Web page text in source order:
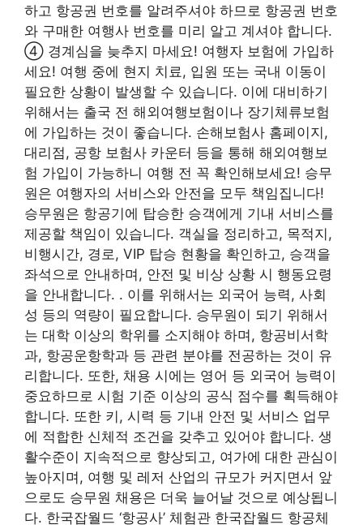
하고 항공권 번호를 알려주셔야 하므로 항공권 번호
와 구매한 여행사 번호를 미리 알고 계셔야 합니다.
④ 경계심을 늦추지 마세요! 여행자 보험에 가입하
세요! 여행 중에 현지 치료, 입원 또는 국내 이동이
필요한 상황이 발생할 수 있습니다. 이에 대비하기
위해서는 출국 전 해외여행보험이나 장기체류보험
에 가입하는 것이 좋습니다. 손해보험사 홈페이지,
대리점, 공항 보험사 카운터 등을 통해 해외여행보
험 가입이 가능하니 여행 전 꼭 확인해보세요! 승무
원은 여행자의 서비스와 안전을 모두 책임집니다!
승무원은 항공기에 탑승한 승객에게 기내 서비스를
제공할 책임이 있습니다. 객실을 정리하고, 목적지,
비행시간, 경로, VIP 탑승 현황을 확인하고, 승객을
좌석으로 안내하며, 안전 및 비상 상황 시 행동요령
을 안내합니다. . 이를 위해서는 외국어 능력, 사회
성 등의 역량이 필요합니다. 승무원이 되기 위해서
는 대학 이상의 학위를 소지해야 하며, 항공비서학
과, 항공운항학과 등 관련 분야를 전공하는 것이 유
리합니다. 또한, 채용 시에는 영어 등 외국어 능력이
중요하므로 시험 기준 이상의 공식 점수를 획득해야
합니다. 또한 키, 시력 등 기내 안전 및 서비스 업무
에 적합한 신체적 조건을 갖추고 있어야 합니다. 생
활수준이 지속적으로 향상되고, 여가에 대한 관심이
높아지며, 여행 및 레저 산업의 규모가 커지면서 앞
으로도 승무원 채용은 더욱 늘어날 것으로 예상됩니
다. 한국잡월드 ‘항공사’ 체험관 한국잡월드 항공체